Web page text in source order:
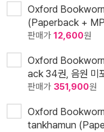
Oxford
(Paperback +
판매가 12,600원
Oxford
ack 34권, 음원 미
판매가 351,900원
Oxford
tankhamun